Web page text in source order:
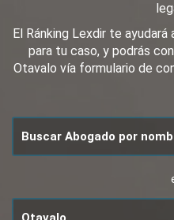
El Ránking Lexdir te
para tu caso, y podrás
Otavalo vía formulario de